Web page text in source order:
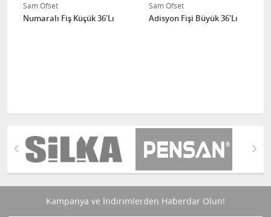
Sam Ofset
Numaralı Fiş Küçük 36'Lı
Sam Ofset
Adisyon Fişi Büyük 36'Lı
Kampanya ve İndirimlerden Haberdar Olun!